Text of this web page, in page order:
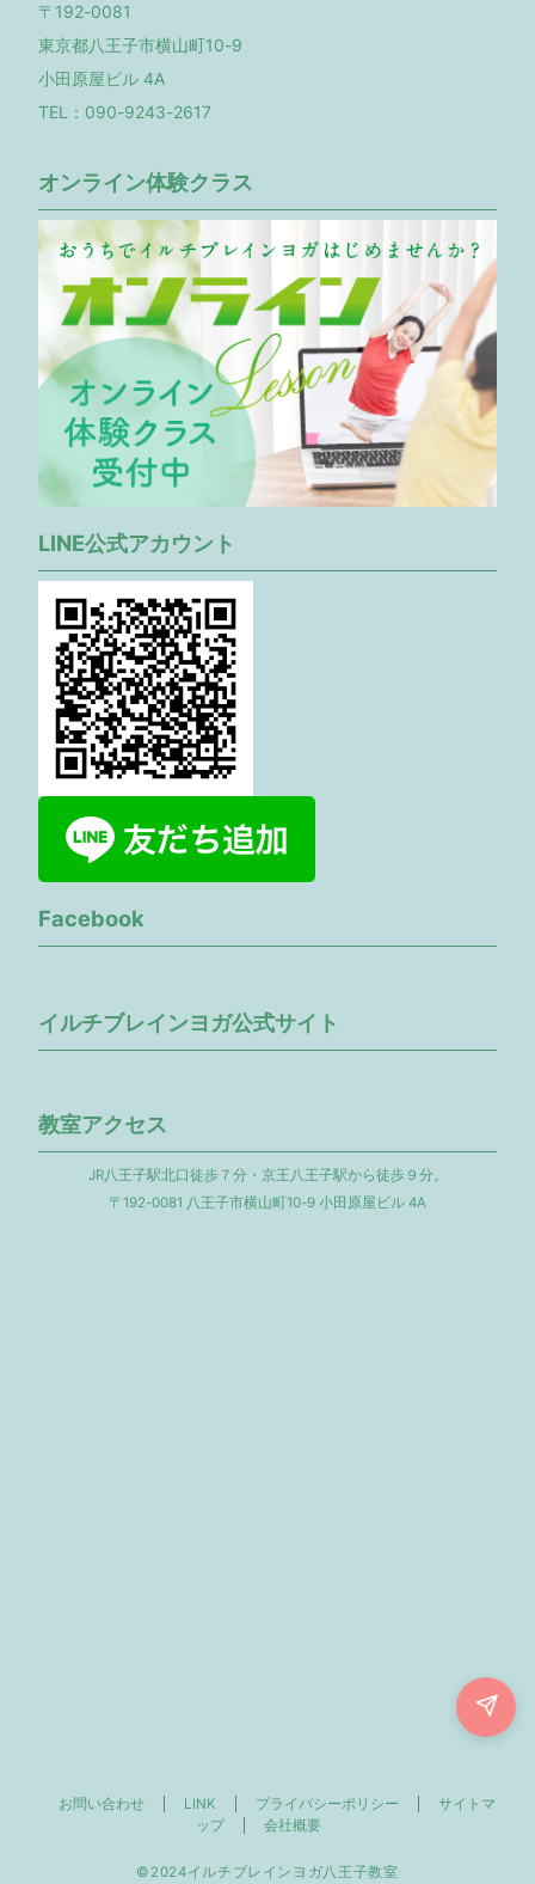
〒192-0081
東京都八王子市横山町10-9
小田原屋ビル 4A
TEL：090-9243-2617
オンライン体験クラス
LINE公式アカウント
Facebook
イルチブレインヨガ公式サイト
教室アクセス
JR八王子駅北口徒歩７分・京王八王子駅から徒歩９分。
〒192-0081 八王子市横山町10-9 小田原屋ビル 4A
お問い合わせ LINK プライバシーポリシー
サイトマ
ップ
会社概要
©2024イルチブレインヨガ八王子教室